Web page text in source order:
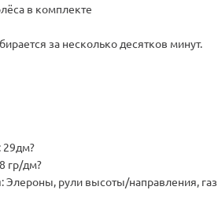
в комплекте
за несколько десятков минут.
29дм?
гр/дм?
Элероны, рули высоты/направления, газ